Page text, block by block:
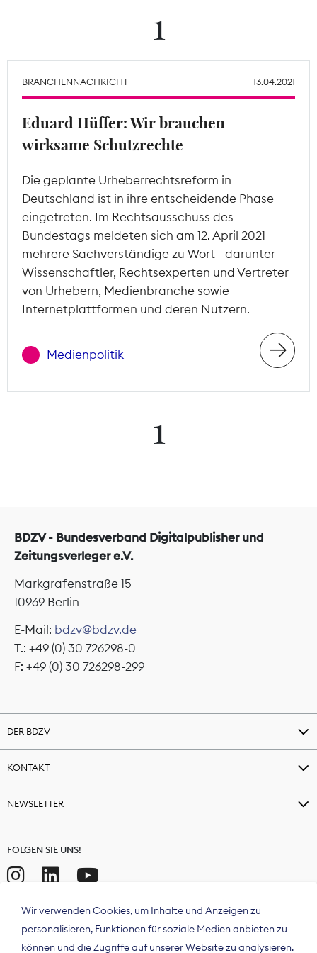
Theodor-Wolff-Preis
Wächterpreis
ALLE THEMEN
Mitgliederbereich
1
BRANCHENNACHRICHT 13.04.2021
Eduard Hüffer: Wir brauchen
wirksame Schutzrechte
Die geplante Urheberrechtsreform in
Deutschland ist in ihre entscheidende Phase
eingetreten. Im Rechtsausschuss des
Bundestags meldeten sich am 12. April 2021
mehrere Sachverständige zu Wort - darunter
Wissenschaftler, Rechtsexperten und Vertreter
von Urhebern, Medienbranche sowie
Internetplattformen und deren Nutzern.
Medienpolitik
1
BDZV - Bundesverband Digitalpublisher und
Zeitungsverleger e.V.
Markgrafenstraße 15
10969 Berlin
E-Mail: bdzv@bdzv.de
T.: +49 (0) 30 726298-0
F: +49 (0) 30 726298-299
DER BDZV
KONTAKT
NEWSLETTER
FOLGEN SIE UNS!
Wir verwenden Cookies, um Inhalte und Anzeigen zu
personalisieren, Funktionen für soziale Medien anbieten zu
können und die Zugriffe auf unserer Website zu analysieren.